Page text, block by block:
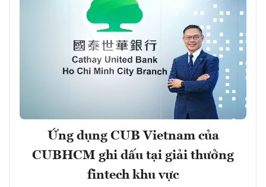
Ứng dụng CUB Vietnam của
CUBHCM ghi dấu tại giải thưởng
fintech khu vực